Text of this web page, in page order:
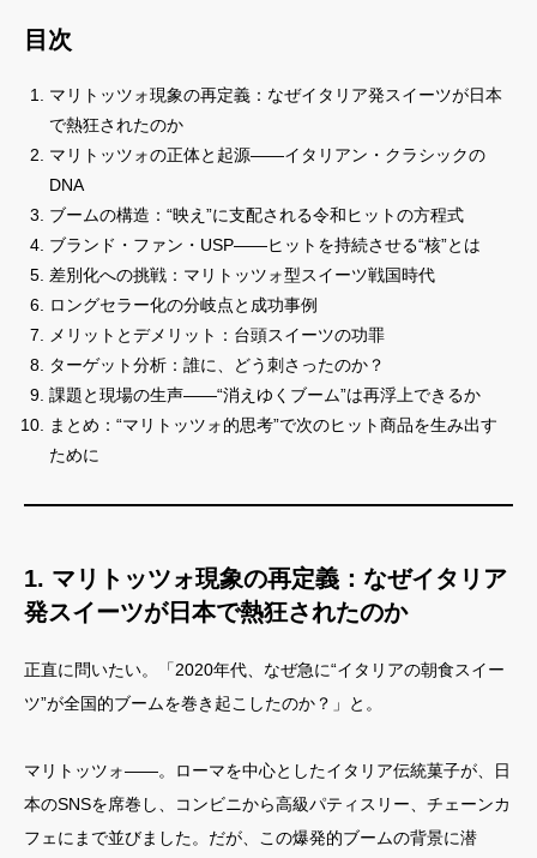
目次
マリトッツォ現象の再定義：なぜイタリア発スイーツが日本
で熱狂されたのか
マリトッツォの正体と起源――イタリアン・クラシックの
DNA
ブームの構造：“映え”に支配される令和ヒットの方程式
ブランド・ファン・USP――ヒットを持続させる“核”とは
差別化への挑戦：マリトッツォ型スイーツ戦国時代
ロングセラー化の分岐点と成功事例
メリットとデメリット：台頭スイーツの功罪
ターゲット分析：誰に、どう刺さったのか？
課題と現場の生声――“消えゆくブーム”は再浮上できるか
まとめ：“マリトッツォ的思考”で次のヒット商品を生み出す
ために
1. マリトッツォ現象の再定義：なぜイタリア
発スイーツが日本で熱狂されたのか
正直に問いたい。「2020年代、なぜ急に“イタリアの朝食スイー
ツ”が全国的ブームを巻き起こしたのか？」と。
マリトッツォ――。ローマを中心としたイタリア伝統菓子が、日
本のSNSを席巻し、コンビニから高級パティスリー、チェーンカ
フェにまで並びました。だが、この爆発的ブームの背景に潜